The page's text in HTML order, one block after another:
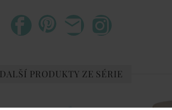
DALŠÍ PRODUKTY ZE SÉRIE